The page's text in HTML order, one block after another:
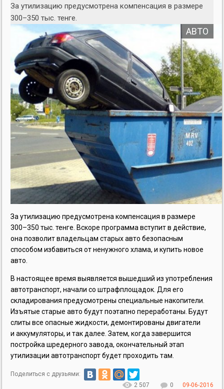
v-kazakhstane-skoro-
zarabotaet.html
За утилизацию предусмотрена компенсация в размере
300–350 тыс. тенге.
АВТО
За утилизацию предусмотрена компенсация в размере
300–350 тыс. тенге. Вскоре программа вступит в действие,
она позволит владельцам старых авто безопасным
способом избавиться от ненужного хлама, и купить новое
авто.
В настоящее время выявляется вышедший из употребления
автотранспорт, начали со штрафплощадок. Для его
складирования предусмотрены специальные накопители.
Изъятые старые авто будут поэтапно переработаны. Будут
слиты все опасные жидкости, демонтированы двигатели
и аккумуляторы, и так далее. Затем, когда завершится
постройка шредерного завода, окончательный этап
утилизации автотранспорт будет проходить там.
Поделиться с друзьями:
2 507
0 09-06-2016